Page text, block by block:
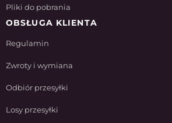
Pliki do pobrania
OBSŁUGA KLIENTA
Regulamin
Zwroty i wymiana
Odbiór przesyłki
Losy przesyłki